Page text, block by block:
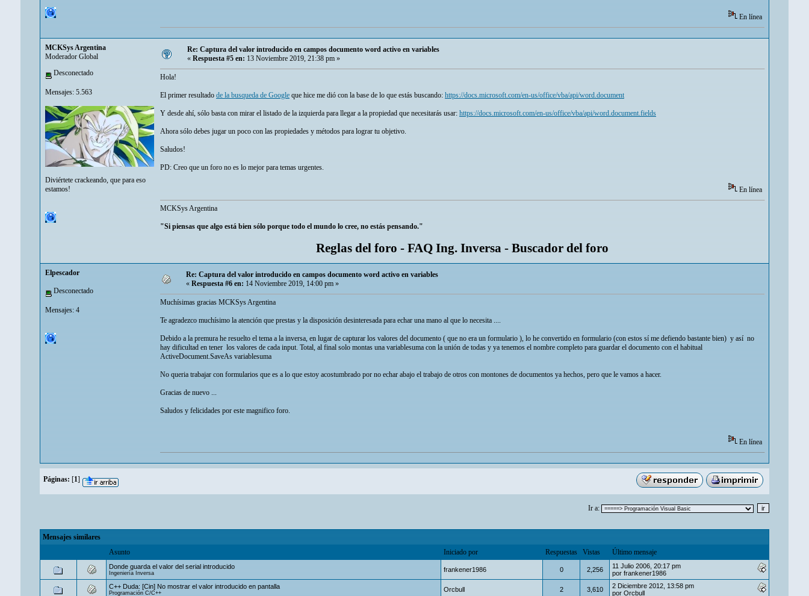
En línea
MCKSys Argentina
Moderador Global
Desconectado
Mensajes: 5.563
Diviértete crackeando, que para eso
estamos!
Re: Captura del valor introducido en campos documento word activo en variables
« Respuesta #5 en: 13 Noviembre 2019, 21:38 pm »
Hola!
El primer resultado de la busqueda de Google que hice me dió con la base de lo que estás buscando: https://docs.microsoft.com/en-us/office/vba/api/word.document
Y desde ahí, sólo basta con mirar el listado de la izquierda para llegar a la propiedad que necesitarás usar: https://docs.microsoft.com/en-us/office/vba/api/word.document.fields
Ahora sólo debes jugar un poco con las propiedades y métodos para lograr tu objetivo.
Saludos!
PD: Creo que un foro no es lo mejor para temas urgentes.
En línea
MCKSys Argentina
"Si piensas que algo está bien sólo porque todo el mundo lo cree, no estás pensando."
Reglas del foro - FAQ Ing. Inversa- Buscador del foro
Elpescador
Desconectado
Mensajes: 4
Re: Captura del valor introducido en campos documento word activo en variables
«Respuesta #6 en:14 Noviembre 2019, 14:00 pm »
Muchísimas gracias MCKSys Argentina
Te agradezco muchísimo la atención que prestas y la disposición desinteresada para echar una mano al que lo necesita ....
Debido a la premura he resuelto el tema a la inversa, en lugar de capturar los valores del documento ( que no era un formulario ), lo he convertido en formulario (con estos sí me defiendo bastante bien) y así no
hay dificultad en tener los valores de cada input. Total, al final solo montas una variablesuma con la unión de todas y ya tenemos el nombre completo para guardar el documento con el habitual
ActiveDocument.SaveAs variablesuma
No queria trabajar con formularios que es a lo que estoy acostumbrado por no echar abajo el trabajo de otros con montones de documentos ya hechos, pero que le vamos a hacer.
Gracias de nuevo ...
Saludos y felicidades por este magnifico foro.
En línea
Páginas: [1]
Ir a:
Mensajes similares
Asunto
Iniciado por Respuestas Vistas Último mensaje
Donde guarda el valor del serial introducido
Ingeniería Inversa frankener1986 0 2,256
11 Julio 2006, 20:17 pm
por frankener1986
C++ Duda: [Cin] No mostrar el valor introducido en pantalla
Programación C/C++ Orcbull 2 3,610
2 Diciembre 2012, 13:58 pm
por Orcbull